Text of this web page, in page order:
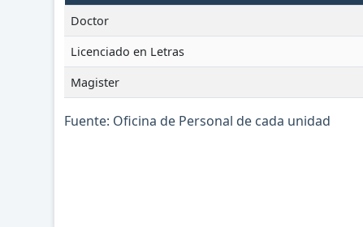
Doctor
Licenciado en Letras
Magister
Fuente: Oficina de Personal de cada unidad